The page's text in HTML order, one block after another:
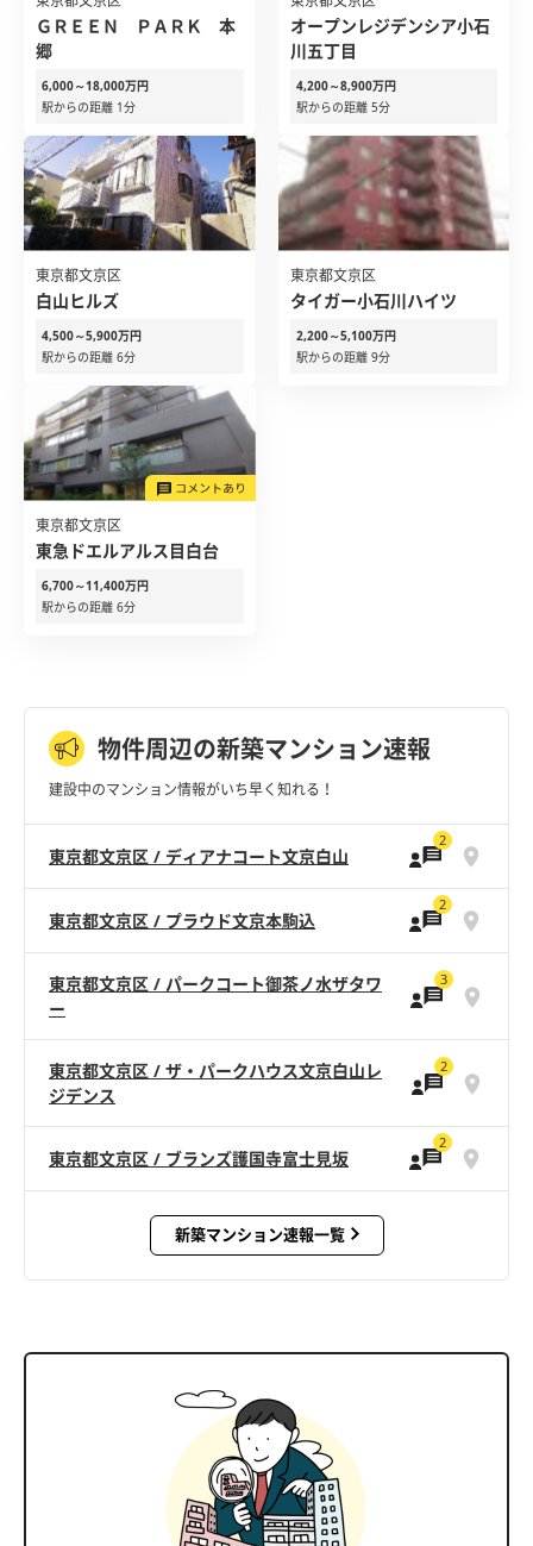
ＧＲＥＥＮ ＰＡＲＫ 本
郷
6,000～18,000万円
駅からの距離 1分
オープンレジデンシア小石
川五丁目
4,200～8,900万円
駅からの距離 5分
東京都文京区
白山ヒルズ
4,500～5,900万円
駅からの距離 6分
東京都文京区
タイガー小石川ハイツ
2,200～5,100万円
駅からの距離 9分
東京都文京区
東急ドエルアルス目白台
6,700～11,400万円
駅からの距離 6分
物件周辺の新築マンション速報
建設中のマンション情報がいち早く知れる！
東京都文京区 / ディアナコート文京白山
2
東京都文京区 / プラウド文京本駒込
2
東京都文京区 / パークコート御茶ノ水ザタワ
ー
3
東京都文京区 / ザ・パークハウス文京白山レ
ジデンス
2
東京都文京区 / ブランズ護国寺富士見坂
2
新築マンション速報一覧